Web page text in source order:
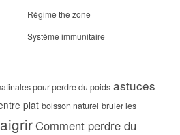
Régime the zone
Système immunitaire
pour perdre du poids astuces
plat boisson naturel brûler les
Comment perdre du